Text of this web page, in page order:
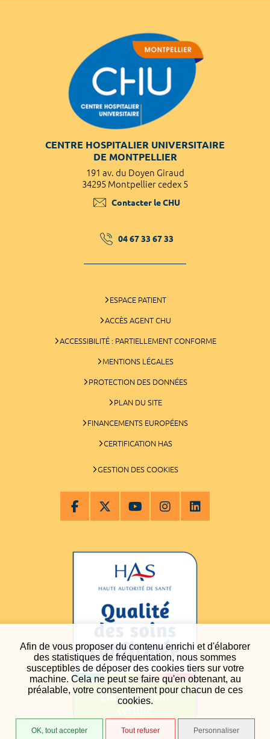
Afin de vous proposer du contenu enrichi et d'élaborer
des statistiques de fréquentation, nous sommes
susceptibles de déposer des cookies tiers sur votre
machine. Cela ne peut se faire qu'en obtenant, au
préalable, votre consentement pour chacun de ces
cookies.
OK, tout accepter Tout refuser Personnaliser
CENTRE HOSPITALIER UNIVERSITAIRE
DE MONTPELLIER
191 av. du Doyen Giraud
34295 Montpellier cedex 5
Contacter le CHU
04 67 33 67 33
ESPACE PATIENT
ACCÈS AGENT CHU
ACCESSIBILITÉ : PARTIELLEMENT CONFORME
MENTIONS LÉGALES
PROTECTION DES DONNÉES
PLAN DU SITE
FINANCEMENTS EUROPÉENS
CERTIFICATION HAS
GESTION DES COOKIES